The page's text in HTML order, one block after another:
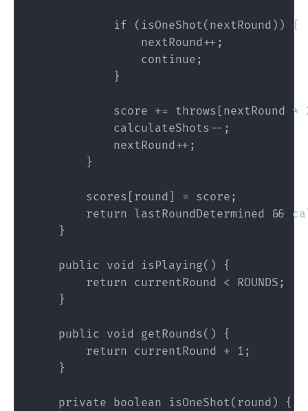
            if (isOneShot(nextRound)) {
                nextRound++;
                continue;
            }
score += throws[nextRound *
            calculateShots--;
            nextRound++;
        }
        scores[round] = score;
return lastRoundDetermined &&
    }
    public void isPlaying() {
        return currentRound < ROUNDS;
    }
    public void getRounds() {
        return currentRound + 1;
    }
    private boolean isOneShot(round) {